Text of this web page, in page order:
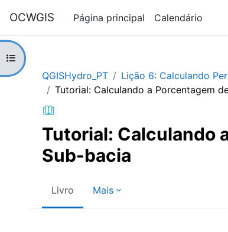
OCWGIS Página principal Calendário
Abrir índice da disciplina
QGISHydro_PT
Lição 6: Calculando
Tutorial: Calculando a Porcentagem
Tutorial: Calculando
Sub-bacia
Livro Mais